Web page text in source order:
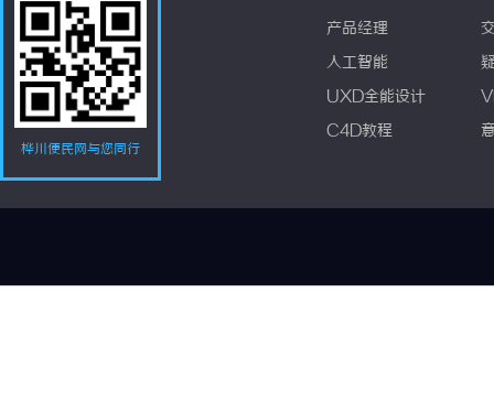
桦川便民网与您同行
产品经理
人工智能
UXD全能设计
C4D教程